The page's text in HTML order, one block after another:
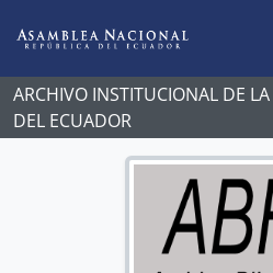
ARCHIVO INSTITUCIONAL DE
DEL ECUADOR